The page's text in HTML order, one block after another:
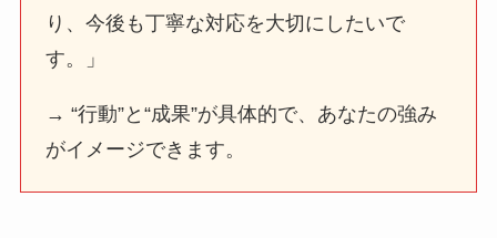
り、今後も丁寧な対応を大切にしたいで
す。」
→ “行動”と“成果”が具体的で、あなたの強み
がイメージできます。